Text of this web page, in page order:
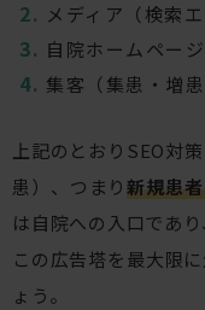
メディア（検索
自院ホームペー
集客（集患・増
上記のとおりSEO対
患）、つまり新規患
は自院への入口であ
この広告塔を最大限
ょう。